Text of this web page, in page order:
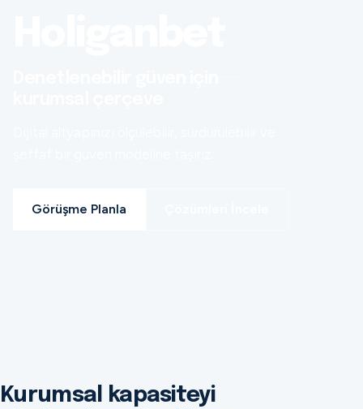
Görüşme Planla
Kurumsal kapasiteyi